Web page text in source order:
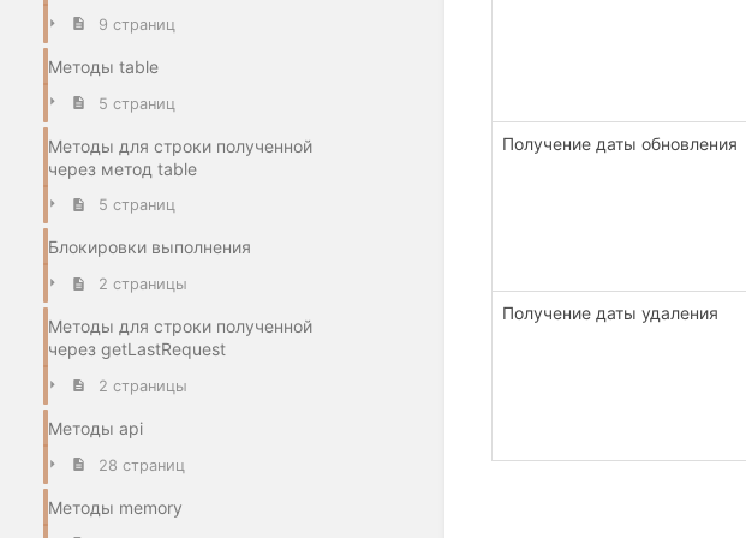
9 страниц
Методы table
5 страниц
Методы для строки полученной
через метод table
5 страниц
Блокировки выполнения
2 страницы
Методы для строки полученной
через getLastRequest
2 страницы
Методы api
28 страниц
Методы memory
Получение даты обновления
Получение даты удаления